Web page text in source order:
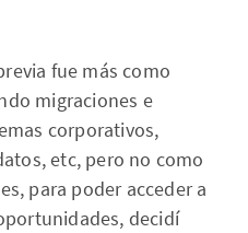
fue más como
migraciones e
corporativos,
etc, pero no como
para poder acceder a
decidí